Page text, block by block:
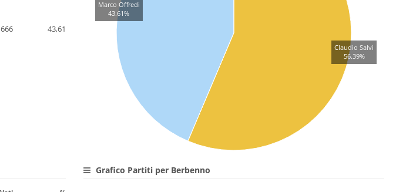
666 43,61
Claudio Salvi
56.39%
Marco Offredi
43.61%
Grafico Partiti per Berbenno